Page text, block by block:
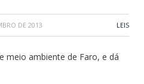
DE 2013 LEIS
meio ambiente de Faro, e dá